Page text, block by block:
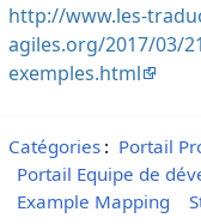
http://www.les-
agiles.org/2017/03/
exemples.html
Catégories: Portail
Portail Equipe de
Example Mapping